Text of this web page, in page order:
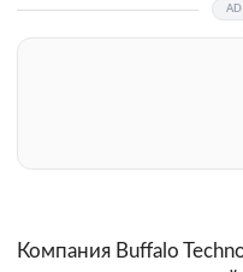
Компания Buffalo